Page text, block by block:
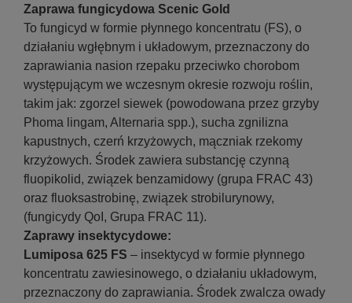
Zaprawa fungicydowa Scenic Gold
To fungicyd w formie płynnego koncentratu (FS), o
działaniu wgłębnym i układowym, przeznaczony do
zaprawiania nasion rzepaku przeciwko chorobom
występującym we wczesnym okresie rozwoju roślin,
takim jak: zgorzel siewek (powodowana przez grzyby
Phoma lingam, Alternaria spp.), sucha zgnilizna
kapustnych, czerń krzyżowych, mączniak rzekomy
krzyżowych. Środek zawiera substancję czynną
fluopikolid, związek benzamidowy (grupa FRAC 43)
oraz fluoksastrobinę, związek strobilurynowy,
(fungicydy QoI, Grupa FRAC 11).
Zaprawy insektycydowe:
Lumiposa 625 FS – insektycyd w formie płynnego
koncentratu zawiesinowego, o działaniu układowym,
przeznaczony do zaprawiania. Środek zwalcza owady